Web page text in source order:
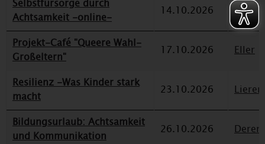
Selbstfürsorge durch
Achtsamkeit -online-
14.10.2026
Projekt-Café "Queere Wahl-
Großeltern"
17.10.2026 Eller
Resilienz -Was Kinder stark
macht
23.10.2026
Bildungsurlaub: Achtsamkeit
und Kommunikation
26.10.2026